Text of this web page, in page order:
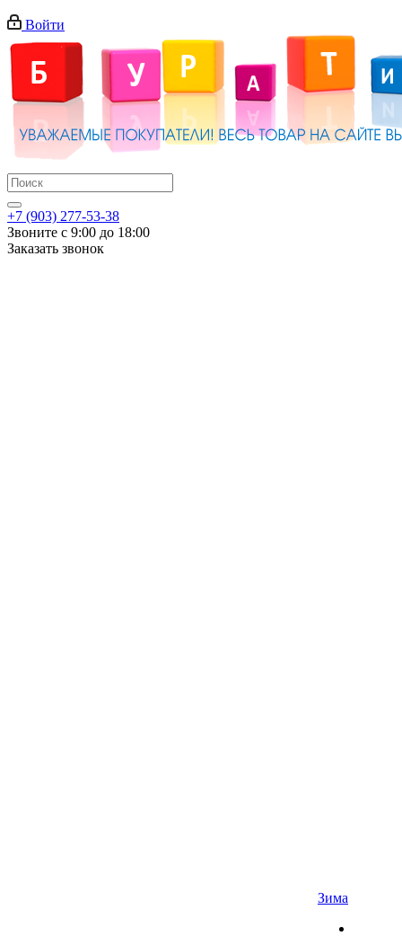
Войти
+7 (903) 277-53-38
Звоните с 9:00 до 18:00
Заказать звонок
Зима